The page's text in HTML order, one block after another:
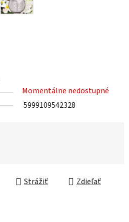
Momentálne nedostupné
5999109542328
Strážiť Zdieľať